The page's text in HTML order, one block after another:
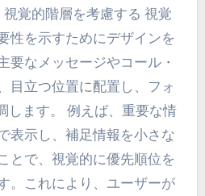
覚的階層を考慮する 視覚
性を示すためにデザインを
要なメッセージやコール・
目立つ位置に配置し、フォ
します。 例えば、重要な情
表示し、補足情報を小さな
とで、視覚的に優先順位を
。これにより、ユーザーが